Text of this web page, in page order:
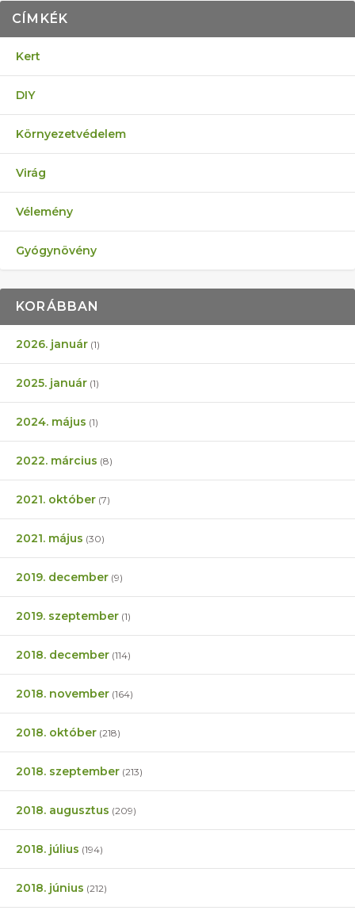
CÍMKÉK
Kert
DIY
Környezetvédelem
Virág
Vélemény
Gyógynövény
KORÁBBAN
2026. január (1)
2025. január (1)
2024. május (1)
2022. március (8)
2021. október (7)
2021. május (30)
2019. december (9)
2019. szeptember (1)
2018. december (114)
2018. november (164)
2018. október (218)
2018. szeptember (213)
2018. augusztus (209)
2018. július (194)
2018. június (212)